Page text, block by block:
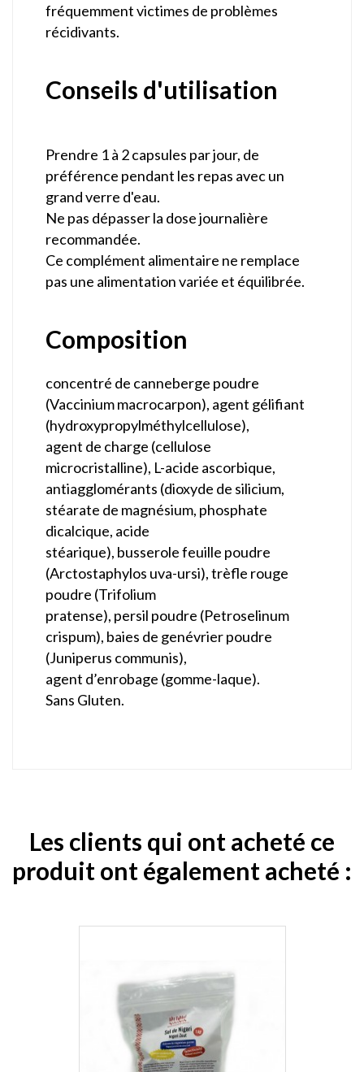
fréquemment victimes de problèmes
récidivants.
Conseils d'utilisation
Prendre 1 à 2 capsules par jour, de
préférence pendant les repas avec un
grand verre d'eau.
Ne pas dépasser la dose journalière
recommandée.
Ce complément alimentaire ne remplace
pas une alimentation variée et équilibrée.
Composition
concentré de canneberge poudre
(Vaccinium macrocarpon), agent gélifiant
(hydroxypropylméthylcellulose),
agent de charge (cellulose
microcristalline), L-acide ascorbique,
antiagglomérants (dioxyde de silicium,
stéarate de magnésium, phosphate
dicalcique, acide
stéarique), busserole feuille poudre
(Arctostaphylos uva-ursi), trèfle rouge
poudre (Trifolium
pratense), persil poudre (Petroselinum
crispum), baies de genévrier poudre
(Juniperus communis),
agent d’enrobage (gomme-laque).
Sans Gluten.
Les clients qui ont acheté ce
produit ont également acheté :